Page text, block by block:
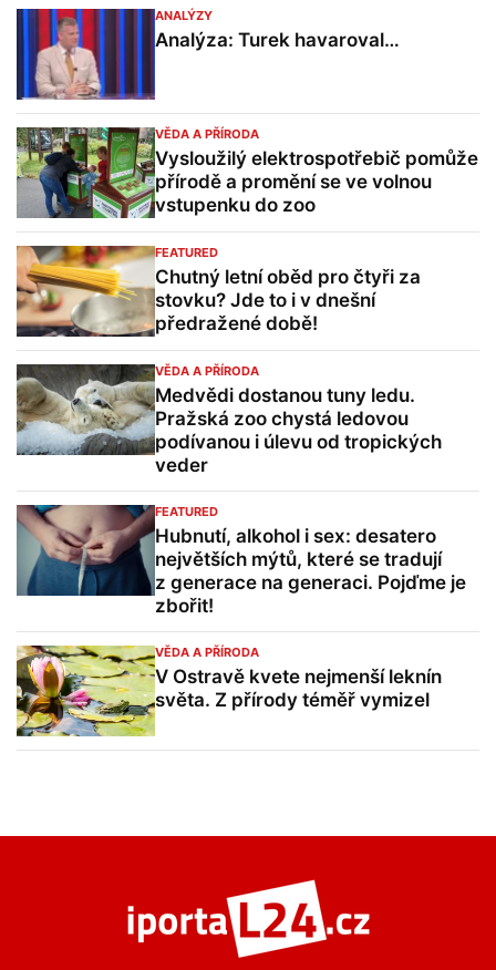
ANALÝZY
Analýza: Turek havaroval…
VĚDA A PŘÍRODA
Vysloužilý elektrospotřebič pomůže
přírodě a promění se ve volnou
vstupenku do zoo
FEATURED
Chutný letní oběd pro čtyři za
stovku? Jde to i v dnešní
předražené době!
VĚDA A PŘÍRODA
Medvědi dostanou tuny ledu.
Pražská zoo chystá ledovou
podívanou i úlevu od tropických
veder
FEATURED
Hubnutí, alkohol i sex: desatero
největších mýtů, které se tradují
z generace na generaci. Pojďme je
zbořit!
VĚDA A PŘÍRODA
V Ostravě kvete nejmenší leknín
světa. Z přírody téměř vymizel